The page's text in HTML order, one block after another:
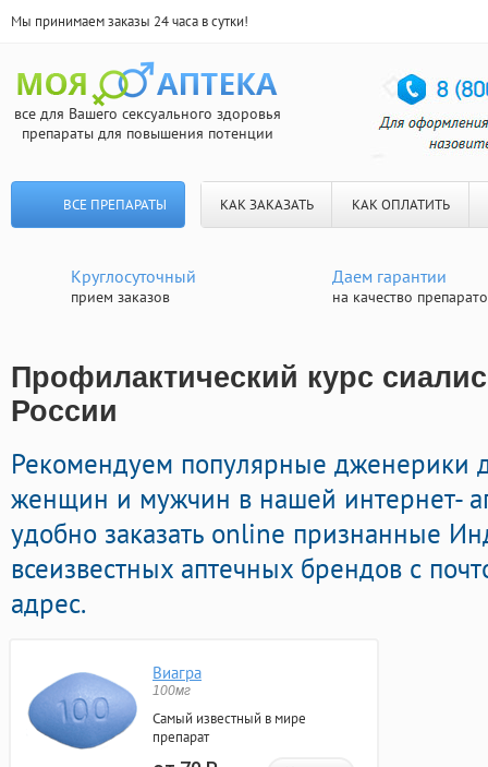
Мы принимаем заказы 24 часа в сутки!
все для Вашего сексуального здоровья
препараты для повышения потенции
ВСЕ ПРЕПАРАТЫ КАК ЗАКАЗАТЬ КАК ОПЛАТИТЬ
Круглосуточный
прием заказов
Даем гарантии
на качество
Профилактический курс
России
Рекомендуем популярные дженерики
женщин и мужчин в нашей интернет-
удобно заказать online признанные
всеизвестных аптечных брендов с
адрес.
Виагра
100мг
Самый известный в мире
препарат